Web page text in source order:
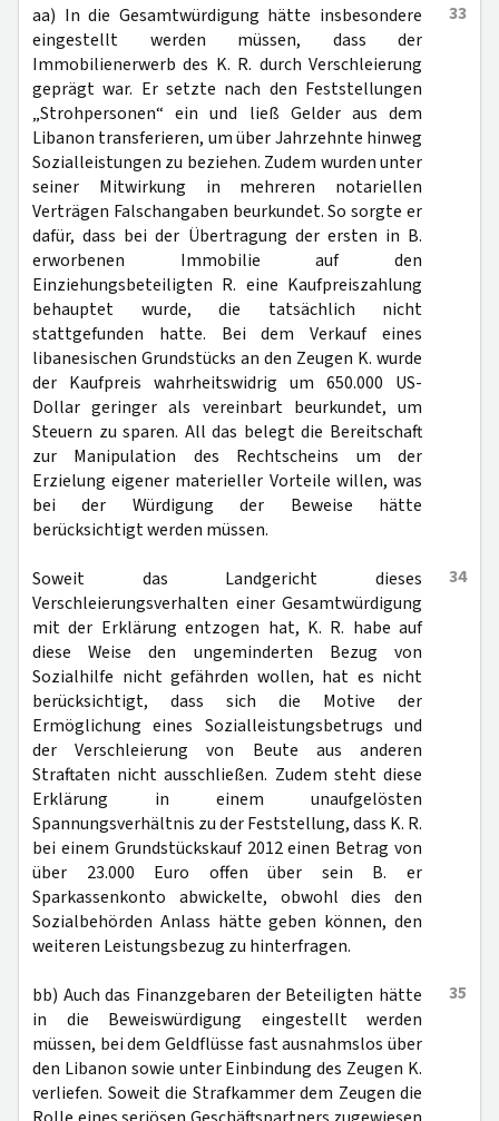
33
aa) In die Gesamtwürdigung hätte insbesondere
eingestellt werden müssen, dass der
Immobilienerwerb des K. R. durch Verschleierung
geprägt war. Er setzte nach den Feststellungen
„Strohpersonen“ ein und ließ Gelder aus dem
Libanon transferieren, um über Jahrzehnte hinweg
Sozialleistungen zu beziehen. Zudem wurden unter
seiner Mitwirkung in mehreren notariellen
Verträgen Falschangaben beurkundet. So sorgte er
dafür, dass bei der Übertragung der ersten in B.
erworbenen Immobilie auf den
Einziehungsbeteiligten R. eine Kaufpreiszahlung
behauptet wurde, die tatsächlich nicht
stattgefunden hatte. Bei dem Verkauf eines
libanesischen Grundstücks an den Zeugen K. wurde
der Kaufpreis wahrheitswidrig um 650.000 US-
Dollar geringer als vereinbart beurkundet, um
Steuern zu sparen. All das belegt die Bereitschaft
zur Manipulation des Rechtscheins um der
Erzielung eigener materieller Vorteile willen, was
bei der Würdigung der Beweise hätte
berücksichtigt werden müssen.
34
Soweit das Landgericht dieses
Verschleierungsverhalten einer Gesamtwürdigung
mit der Erklärung entzogen hat, K. R. habe auf
diese Weise den ungeminderten Bezug von
Sozialhilfe nicht gefährden wollen, hat es nicht
berücksichtigt, dass sich die Motive der
Ermöglichung eines Sozialleistungsbetrugs und
der Verschleierung von Beute aus anderen
Straftaten nicht ausschließen. Zudem steht diese
Erklärung in einem unaufgelösten
Spannungsverhältnis zu der Feststellung, dass K. R.
bei einem Grundstückskauf 2012 einen Betrag von
über 23.000 Euro offen über sein B. er
Sparkassenkonto abwickelte, obwohl dies den
Sozialbehörden Anlass hätte geben können, den
weiteren Leistungsbezug zu hinterfragen.
35
bb) Auch das Finanzgebaren der Beteiligten hätte
in die Beweiswürdigung eingestellt werden
müssen, bei dem Geldflüsse fast ausnahmslos über
den Libanon sowie unter Einbindung des Zeugen K.
verliefen. Soweit die Strafkammer dem Zeugen die